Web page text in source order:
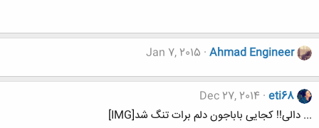
Ahmad Engineer
Jan 7, 2015
eti68
Dec 27, 2014
... دالی!! کجایی باباجون دلم برات تنگ شد[IMG]